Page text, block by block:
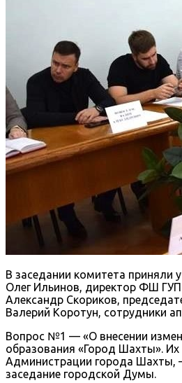
В заседании комитета приняли
Олег Ильинов, директор ФШ
Александр Скориков,
Валерий Коротун, сотрудники
Вопрос №1 — «О внесении
образования «Город Шахты».
Администрации города Шахты,
заседание городской Думы.